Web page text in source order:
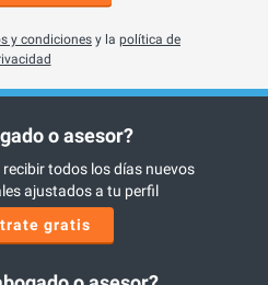
y condiciones y la política de
o asesor?
todos los días nuevos
ajustados a tu perfil
gratis